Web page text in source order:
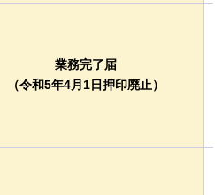
業務完了届
（令和5年4月1日押印廃止）